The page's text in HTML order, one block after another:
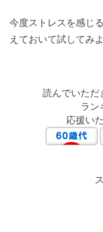
今度ストレスを感じ
えておいて試してみ
読んでいただ
ラン
応援い